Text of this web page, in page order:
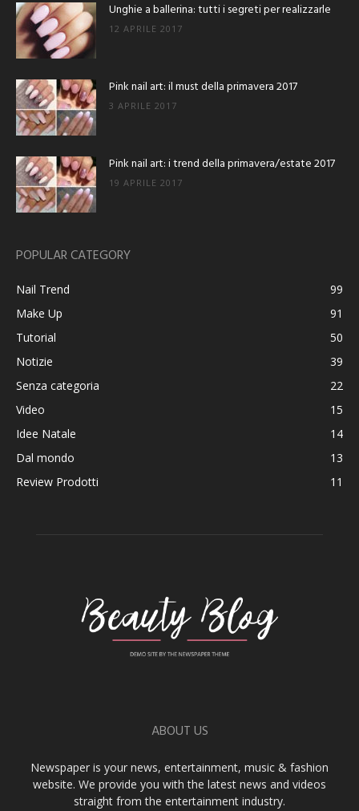
Unghie a ballerina: tutti i segreti per realizzarle
12 APRILE 2017
Pink nail art: il must della primavera 2017
3 APRILE 2017
Pink nail art: i trend della primavera/estate 2017
19 APRILE 2017
POPULAR CATEGORY
Nail Trend
99
Make Up
91
Tutorial
50
Notizie
39
Senza categoria
22
Video
15
Idee Natale
14
Dal mondo
13
Review Prodotti
11
ABOUT US
Newspaper is your news, entertainment, music & fashion
website. We provide you with the latest news and videos
straight from the entertainment industry.